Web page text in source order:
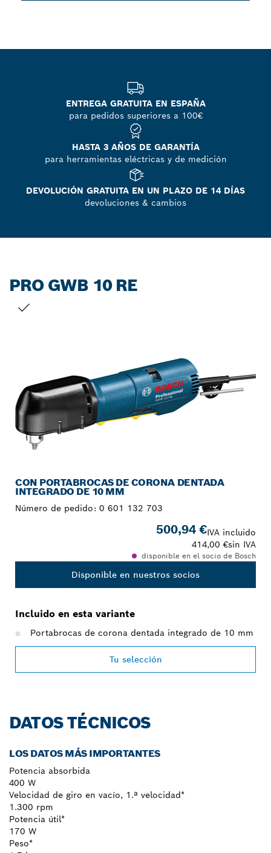
ENTREGA GRATUITA EN ESPAÑA
para pedidos superiores a 100€
HASTA 3 AÑOS DE GARANTÍA
para herramientas eléctricas y de medición
DEVOLUCIÓN GRATUITA EN UN PLAZO DE 14 DÍAS
devoluciones & cambios
PRO GWB 10 RE
CON PORTABROCAS DE CORONA DENTADA
INTEGRADO DE 10 MM
Número de pedido: 0 601 132 703
500,94 €IVA incluido
414,00 €sin IVA
disponible en el socio de Bosch
Disponible en nuestros socios
Incluido en esta variante
Portabrocas de corona dentada integrado de 10 mm
Tu selección
DATOS TÉCNICOS
LOS DATOS MÁS IMPORTANTES
Potencia absorbida
400 W
Velocidad de giro en vacío, 1.ª velocidad*
1.300 rpm
Potencia útil*
170 W
Peso*